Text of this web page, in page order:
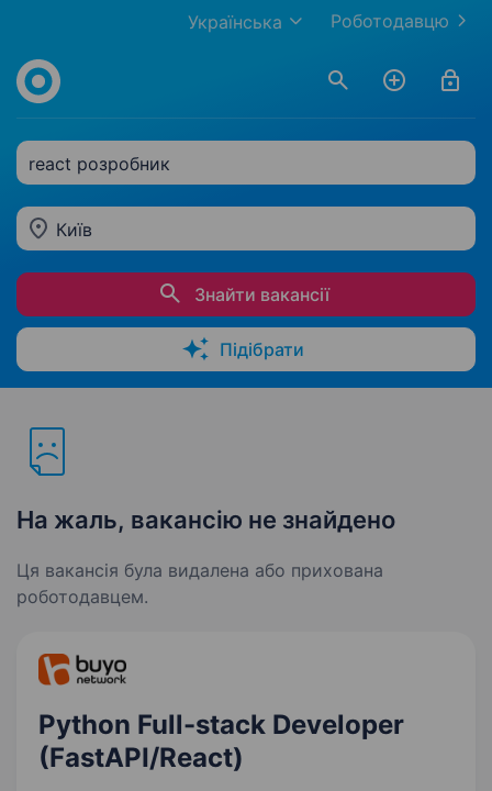
Роботодавцю
Українська
react розробник
Київ
Знайти вакансії
Підібрати
На жаль, вакансію не знайдено
Ця вакансія була видалена або прихована
роботодавцем.
Python Full-stack Developer
(FastAPI/React)